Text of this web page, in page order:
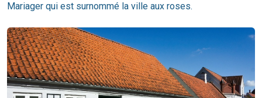
Mariager qui est surnommé la ville aux roses.